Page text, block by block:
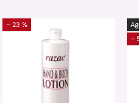
– 23 %
–